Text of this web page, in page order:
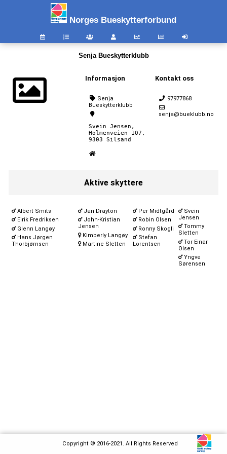
Norges Bueskytterforbund
Senja Bueskytterklubb
Informasjon
Senja
Bueskytterklubb
Svein Jensen,
Holmenveien 107,
9303 Silsand
Kontakt oss
97977868
senja@bueklubb.no
Aktive skyttere
Albert Smits
Eirik Fredriksen
Glenn Langøy
Hans Jørgen
Thorbjørnsen
Jan Drayton
John-Kristian
Jensen
Kimberly Langøy
Martine Sletten
Per Midtgård
Robin Olsen
Ronny Skogli
Stefan
Lorentsen
Svein
Jensen
Tommy
Sletten
Tor Einar
Olsen
Yngve
Sørensen
Copyright © 2016-2021. All Rights Reserved